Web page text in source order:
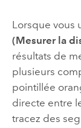
Lorsque vous
(Mesurer la
résultats de
plusieurs
pointillée
directe entre
tracez des